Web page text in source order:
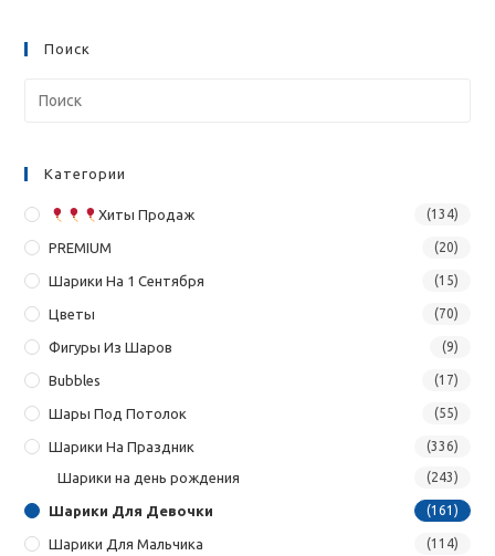
Поиск
Категории
Хиты Продаж (134)
PREMIUM (20)
Шарики На 1 Сентября (15)
Цветы (70)
Фигуры Из Шаров (9)
Bubbles (17)
Шары Под Потолок (55)
Шарики На Праздник (336)
Шарики на день рождения (243)
Шарики Для Девочки (161)
Шарики Для Мальчика (114)